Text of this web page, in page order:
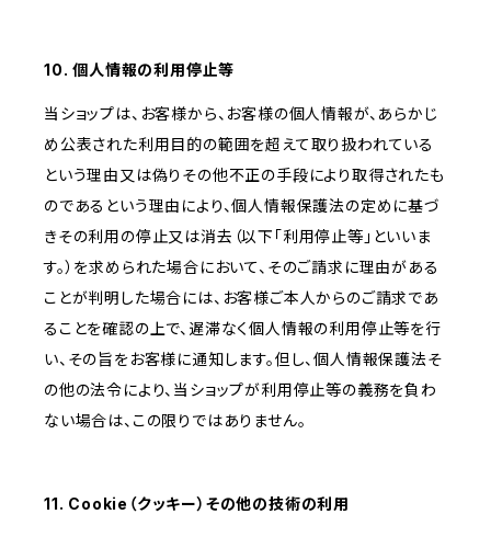
10. 個人情報の利用停止等
当ショップは、お客様から、お客様の個人情報が、あらかじ
め公表された利用目的の範囲を超えて取り扱われている
という理由又は偽りその他不正の手段により取得されたも
のであるという理由により、個人情報保護法の定めに基づ
きその利用の停止又は消去（以下「利用停止等」といいま
す。）を求められた場合において、そのご請求に理由がある
ことが判明した場合には、お客様ご本人からのご請求であ
ることを確認の上で、遅滞なく個人情報の利用停止等を行
い、その旨をお客様に通知します。但し、個人情報保護法そ
の他の法令により、当ショップが利用停止等の義務を負わ
ない場合は、この限りではありません。
11. Cookie（クッキー）その他の技術の利用